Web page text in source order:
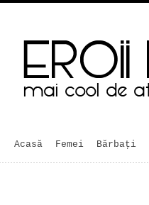
Acasă Femei Bărbaţi